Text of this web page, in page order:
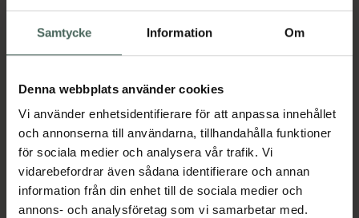
Samtycke Information Om
Denna webbplats använder cookies
Vi använder enhetsidentifierare för att anpassa innehållet
och annonserna till användarna, tillhandahålla funktioner
för sociala medier och analysera vår trafik. Vi
vidarebefordrar även sådana identifierare och annan
information från din enhet till de sociala medier och
annons- och analysföretag som vi samarbetar med.
Köp via ditt recept
Beskrivning Dölj
Läs alltid bipacksedeln innan
användning.